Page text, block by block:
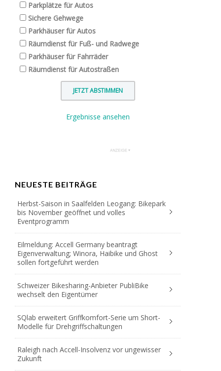
Parkplätze für Autos
Sichere Gehwege
Parkhäuser für Autos
Räumdienst für Fuß- und Radwege
Parkhäuser für Fahrräder
Räumdienst für Autostraßen
Ergebnisse ansehen
NEUESTE BEITRÄGE
Herbst-Saison in Saalfelden Leogang: Bikepark
bis November geöffnet und volles
Eventprogramm
Eilmeldung: Accell Germany beantragt
Eigenverwaltung; Winora, Haibike und Ghost
sollen fortgeführt werden
Schweizer Bikesharing-Anbieter PubliBike
wechselt den Eigentümer
SQlab erweitert Griffkomfort-Serie um Short-
Modelle für Drehgriffschaltungen
Raleigh nach Accell-Insolvenz vor ungewisser
Zukunft